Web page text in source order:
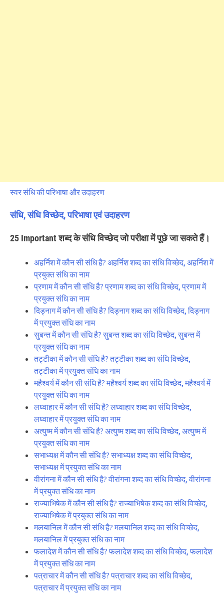
स्वर संधि की परिभाषा और उदाहरण
संधि, संधि विच्छेद, परिभाषा एवं उदाहरण
25 Important शब्द के संधि विच्छेद जो परीक्षा में पूछे जा सकते हैं।
अहर्निश में कौन सी संधि है? अहर्निश शब्द का संधि विच्छेद, अहर्निश में
प्रयुक्त संधि का नाम
प्रणाम में कौन सी संधि है? प्रणाम शब्द का संधि विच्छेद, प्रणाम में
प्रयुक्त संधि का नाम
दिड्नाग में कौन सी संधि है? दिड्नाग शब्द का संधि विच्छेद, दिड्नाग
में प्रयुक्त संधि का नाम
सुबन्त में कौन सी संधि है? सुबन्त शब्द का संधि विच्छेद, सुबन्त में
प्रयुक्त संधि का नाम
तट्टीका में कौन सी संधि है? तट्टीका शब्द का संधि विच्छेद,
तट्टीका में प्रयुक्त संधि का नाम
महैश्वर्य में कौन सी संधि है? महैश्वर्य शब्द का संधि विच्छेद, महैश्वर्य में
प्रयुक्त संधि का नाम
लघ्वाहार में कौन सी संधि है? लघ्वाहार शब्द का संधि विच्छेद,
लघ्वाहार में प्रयुक्त संधि का नाम
अत्युष्म में कौन सी संधि है? अत्युष्म शब्द का संधि विच्छेद, अत्युष्म में
प्रयुक्त संधि का नाम
सभाध्यक्ष में कौन सी संधि है? सभाध्यक्ष शब्द का संधि विच्छेद,
सभाध्यक्ष में प्रयुक्त संधि का नाम
वीरांगना में कौन सी संधि है? वीरांगना शब्द का संधि विच्छेद, वीरांगना
में प्रयुक्त संधि का नाम
राज्याभिषेक में कौन सी संधि है? राज्याभिषेक शब्द का संधि विच्छेद,
राज्याभिषेक में प्रयुक्त संधि का नाम
मलयानिल में कौन सी संधि है? मलयानिल शब्द का संधि विच्छेद,
मलयानिल में प्रयुक्त संधि का नाम
फलादेश में कौन सी संधि है? फलादेश शब्द का संधि विच्छेद, फलादेश
में प्रयुक्त संधि का नाम
पत्राचार में कौन सी संधि है? पत्राचार शब्द का संधि विच्छेद,
पत्राचार में प्रयुक्त संधि का नाम